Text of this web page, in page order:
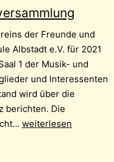
der Freunde und
Albstadt e.V. für 2021
1 der Musik- und
und Interessenten
wird über die
berichten. Die
Einladung
weiterlesen